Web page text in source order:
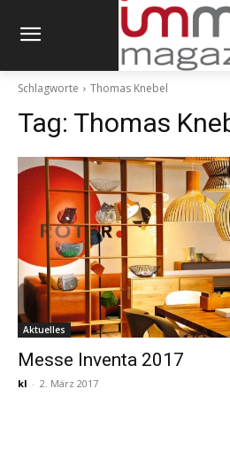
Schlagworte Thomas Knebel
Tag: Thomas
Aktuelles
Messe Inventa 2017
kl - 2. März 2017